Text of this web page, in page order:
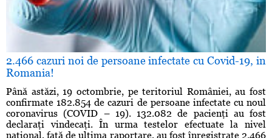
2.466 cazuri noi de persoane infectate cu Covid-19, in
Romania!
Până astăzi, 19 octombrie, pe teritoriul României, au fost
confirmate 182.854 de cazuri de persoane infectate cu noul
coronavirus (COVID – 19). 132.082 de pacienţi au fost
declaraţi vindecaţi. În urma testelor efectuate la nivel
naţional, faţă de ultima raportare, au fost înregistrate 2.466